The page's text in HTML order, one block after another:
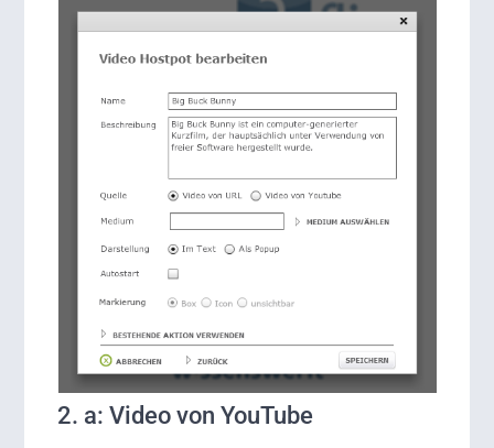
2. a: Video von YouTube